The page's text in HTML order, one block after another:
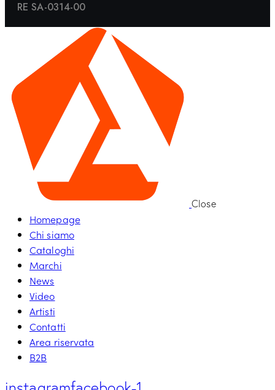
RE SA-0314-00
Close
Homepage
Chi siamo
Cataloghi
Marchi
News
Video
Artisti
Contatti
Area riservata
B2B